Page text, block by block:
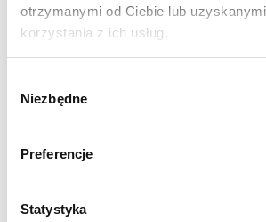
otrzymanymi od Ciebie lub
korzystania z ich usług.
zgody
Niezbędne
Preferencje
Statystyka
Stoły
Parawany
Zobacz wszystko
Wróć
Zdrowie i uroda